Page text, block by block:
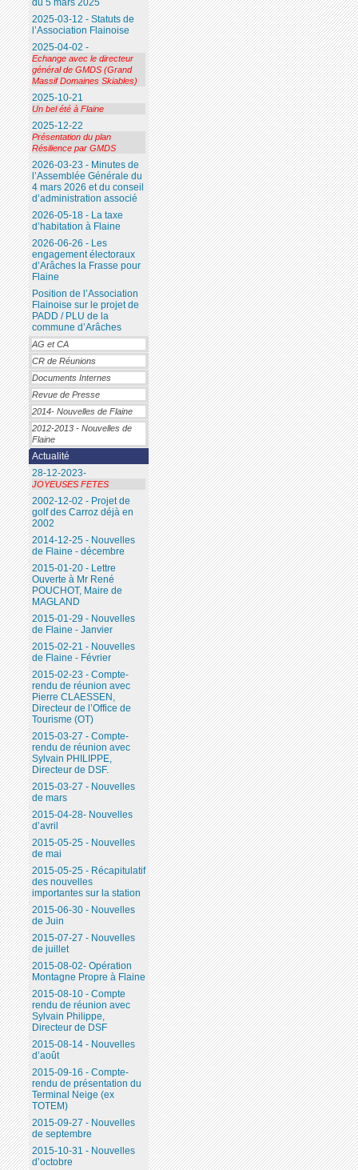
du 5 mars 2025
2025-03-12 - Statuts de
l’Association Flainoise
2025-04-02 -
Echange avec le directeur
général de GMDS (Grand
Massif Domaines Skiables)
2025-10-21
Un bel été à Flaine
2025-12-22
Présentation du plan
Résilience par GMDS
2026-03-23 - Minutes de
l’Assemblée Générale du
4 mars 2026 et du conseil
d’administration associé
2026-05-18 - La taxe
d’habitation à Flaine
2026-06-26 - Les
engagement électoraux
d’Arâches la Frasse pour
Flaine
Position de l’Association
Flainoise sur le projet de
PADD / PLU de la
commune d’Arâches
AG et CA
CR de Réunions
Documents Internes
Revue de Presse
2014- Nouvelles de Flaine
2012-2013 - Nouvelles de
Flaine
Actualité
28-12-2023-
JOYEUSES FETES
2002-12-02 - Projet de
golf des Carroz déjà en
2002
2014-12-25 - Nouvelles
de Flaine - décembre
2015-01-20 - Lettre
Ouverte à Mr René
POUCHOT, Maire de
MAGLAND
2015-01-29 - Nouvelles
de Flaine - Janvier
2015-02-21 - Nouvelles
de Flaine - Février
2015-02-23 - Compte-
rendu de réunion avec
Pierre CLAESSEN,
Directeur de l’Office de
Tourisme (OT)
2015-03-27 - Compte-
rendu de réunion avec
Sylvain PHILIPPE,
Directeur de DSF.
2015-03-27 - Nouvelles
de mars
2015-04-28- Nouvelles
d’avril
2015-05-25 - Nouvelles
de mai
2015-05-25 - Récapitulatif
des nouvelles
importantes sur la station
2015-06-30 - Nouvelles
de Juin
2015-07-27 - Nouvelles
de juillet
2015-08-02- Opération
Montagne Propre à Flaine
2015-08-10 - Compte
rendu de réunion avec
Sylvain Philippe,
Directeur de DSF
2015-08-14 - Nouvelles
d’août
2015-09-16 - Compte-
rendu de présentation du
Terminal Neige (ex
TOTEM)
2015-09-27 - Nouvelles
de septembre
2015-10-31 - Nouvelles
d’octobre